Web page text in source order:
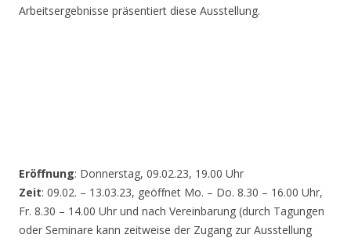
Arbeitsergebnisse präsentiert diese Ausstellung.
Eröffnung: Donnerstag, 09.02.23, 19.00 Uhr
Zeit: 09.02. – 13.03.23, geöffnet Mo. – Do. 8.30 – 16.00 Uhr,
Fr. 8.30 – 14.00 Uhr und nach Vereinbarung (durch Tagungen
oder Seminare kann zeitweise der Zugang zur Ausstellung